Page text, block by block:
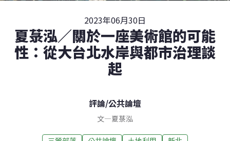
2023年06月30日
夏菉泓／關於一座美術館的可能
性：從大台北水岸與都市治理談
起
評論/公共論壇
文—夏菉泓